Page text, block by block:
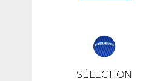
SÉLECTION